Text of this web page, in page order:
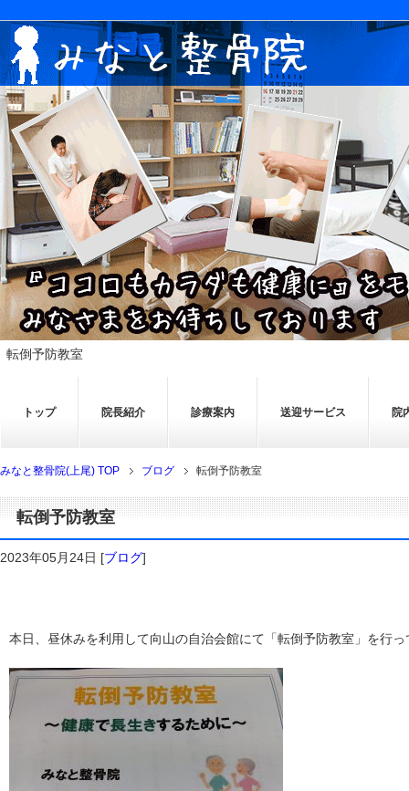
転倒予防教室
トップ 院長紹介 診療案内 送迎サービス 院
みなと整骨院(上尾) TOP ブログ 転倒予防教室
転倒予防教室
2023年05月24日 [ブログ]
本日、昼休みを利用して向山の自治会館にて「転倒予防教室」を行